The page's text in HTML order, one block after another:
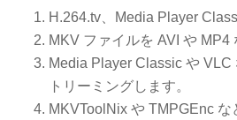
H.264.tv、Media Player
MKV ファイルを AVI や MP4
Media Player Classic や
トリーミングします。
MKVToolNix や TMPGEnc